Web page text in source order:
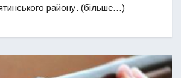
району. (більше…)